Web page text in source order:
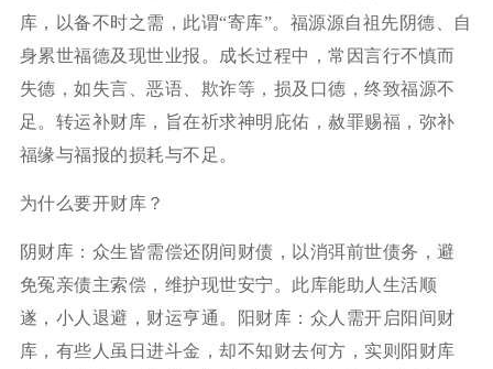
库，以备不时之需，此谓“寄库”。福源源自祖先阴德、自
身累世福德及现世业报。成长过程中，常因言行不慎而
失德，如失言、恶语、欺诈等，损及口德，终致福源不
足。转运补财库，旨在祈求神明庇佑，赦罪赐福，弥补
福缘与福报的损耗与不足。
为什么要开财库？
阴财库：众生皆需偿还阴间财债，以消弭前世债务，避
免冤亲债主索偿，维护现世安宁。此库能助人生活顺
遂，小人退避，财运亨通。阳财库：众人需开启阳间财
库，有些人虽日进斗金，却不知财去何方，实则阳财库